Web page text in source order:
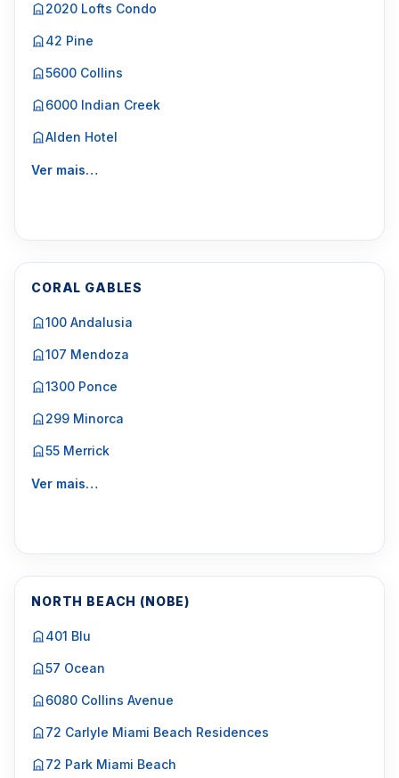
2020 Lofts Condo
42 Pine
5600 Collins
6000 Indian Creek
Alden Hotel
Ver mais…
CORAL GABLES
100 Andalusia
107 Mendoza
1300 Ponce
299 Minorca
55 Merrick
Ver mais…
NORTH BEACH (NOBE)
401 Blu
57 Ocean
6080 Collins Avenue
72 Carlyle Miami Beach Residences
72 Park Miami Beach